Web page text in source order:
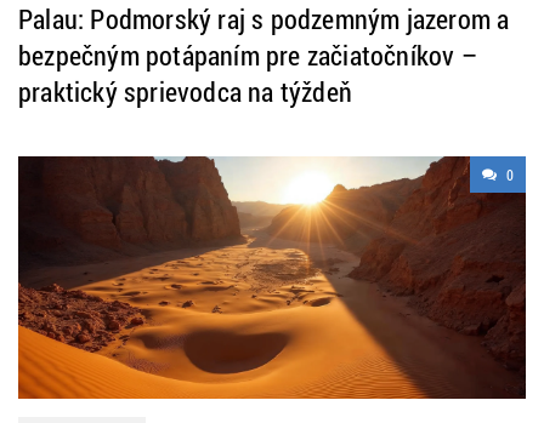
Palau: Podmorský raj s podzemným jazerom a
bezpečným potápaním pre začiatočníkov –
praktický sprievodca na týždeň
0